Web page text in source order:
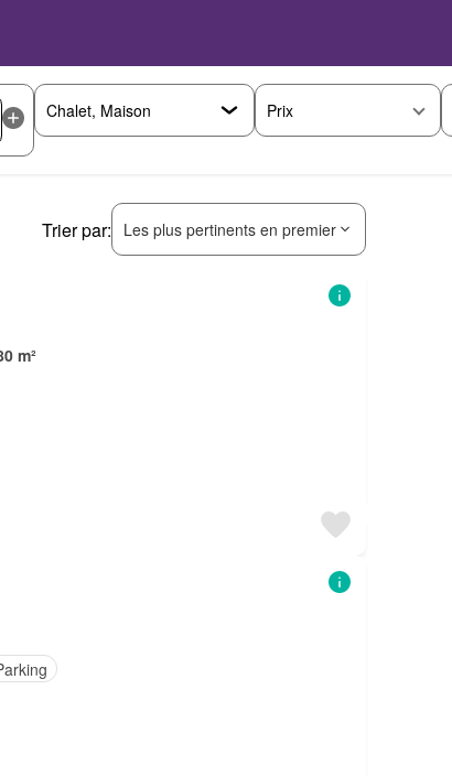
Prix
Trier par: Les plus pertinents en premier
m²